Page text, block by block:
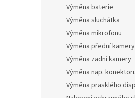
Výměna baterie
Výměna sluchátka
Výměna mikrofonu
Výměna přední kamery
Výměna zadní kamery
Výměna nap. konektoru
Výměna prasklého